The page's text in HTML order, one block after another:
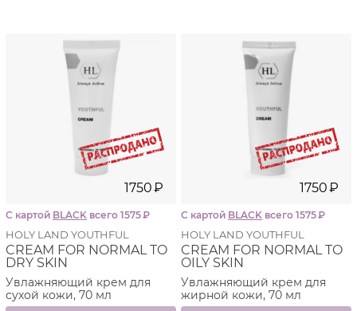
1750₽
С картой BLACK всего 1575₽
HOLY LAND YOUTHFUL
CREAM FOR NORMAL TO
DRY SKIN
Увлажняющий крем для
сухой кожи, 70 мл
1750₽
С картой BLACK всего 1575₽
HOLY LAND YOUTHFUL
CREAM FOR NORMAL TO
OILY SKIN
Увлажняющий крем для
жирной кожи, 70 мл